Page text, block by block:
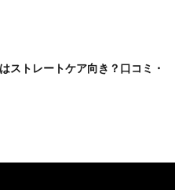
ストレートケア向き？口コミ・